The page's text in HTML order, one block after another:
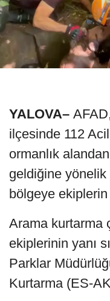
YALOVA–
ilçesinde 112
ormanlık
geldiğine yönelik
bölgeye
Arama kurtarma
ekiplerinin yanı
Parklar
Kurtarma (ES-